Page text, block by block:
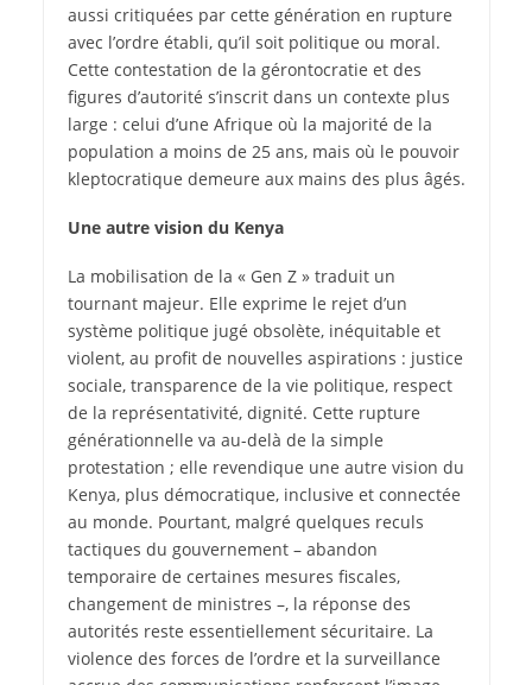
aussi critiquées par cette génération en rupture
avec l’ordre établi, qu’il soit politique ou moral.
Cette contestation de la gérontocratie et des
figures d’autorité s’inscrit dans un contexte plus
large : celui d’une Afrique où la majorité de la
population a moins de 25 ans, mais où le pouvoir
kleptocratique demeure aux mains des plus âgés.
Une autre vision du Kenya
La mobilisation de la « Gen Z » traduit un
tournant majeur. Elle exprime le rejet d’un
système politique jugé obsolète, inéquitable et
violent, au profit de nouvelles aspirations : justice
sociale, transparence de la vie politique, respect
de la représentativité, dignité. Cette rupture
générationnelle va au-delà de la simple
protestation ; elle revendique une autre vision du
Kenya, plus démocratique, inclusive et connectée
au monde. Pourtant, malgré quelques reculs
tactiques du gouvernement – abandon
temporaire de certaines mesures fiscales,
changement de ministres –, la réponse des
autorités reste essentiellement sécuritaire. La
violence des forces de l’ordre et la surveillance